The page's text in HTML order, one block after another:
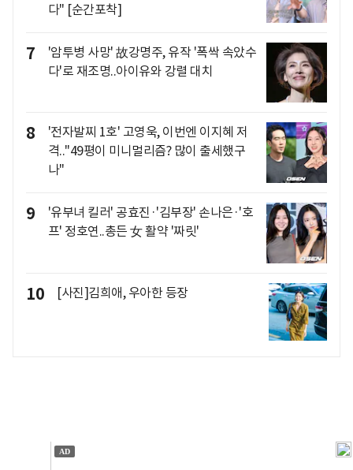
다" [순간포착]
7
'암투병 사망' 故강명주, 유작 '폭싹 속았수
다'로 재조명..아이유와 강렬 대치
8
'전자발찌 1호' 고영욱, 이번엔 이지혜 저
격.."49평이 미니멀리즘? 많이 출세했구
나"
9
'유부녀 킬러' 공효진·'김부장' 손나은·'호
프' 정호연..총든 女 활약 '짜릿'
10 [사진]김희애, 우아한 등장